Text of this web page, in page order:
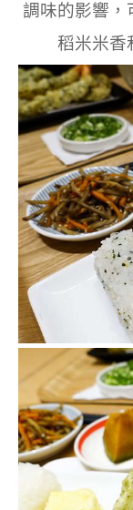
調味的影響，
稻米米香